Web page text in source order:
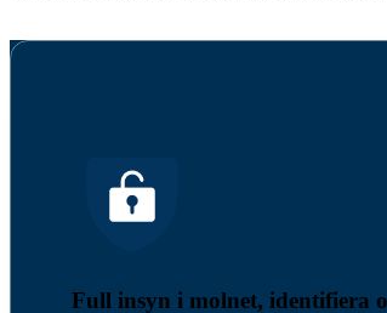
Full insyn i molnet, identifiera